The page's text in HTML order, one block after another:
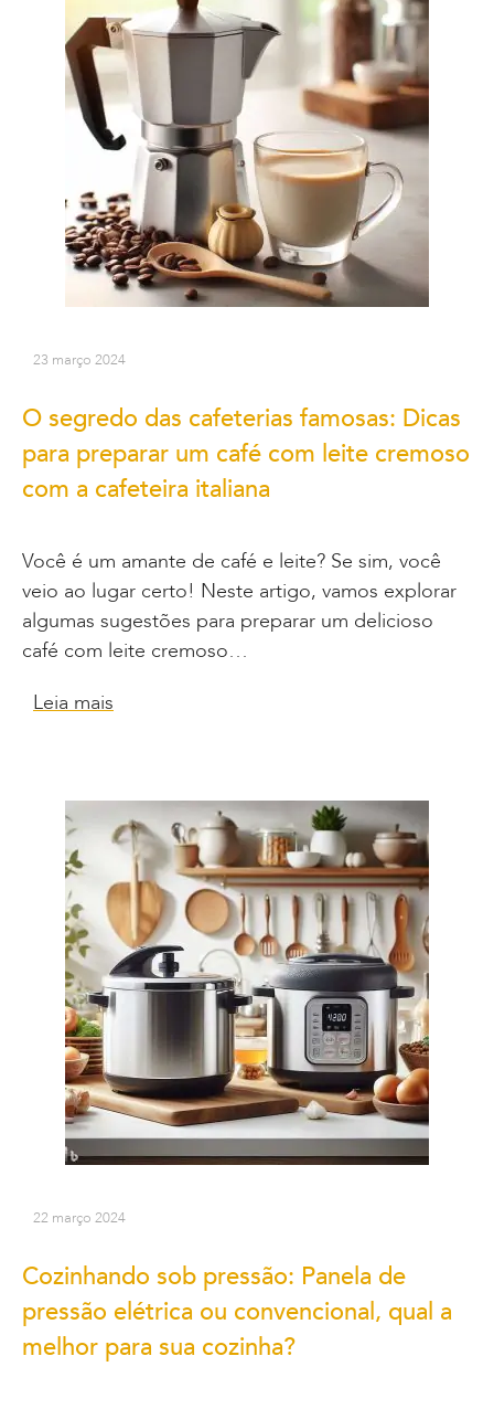
23 março 2024
O segredo das cafeterias famosas: Dicas
para preparar um café com leite cremoso
com a cafeteira italiana
Você é um amante de café e leite? Se sim, você
veio ao lugar certo! Neste artigo, vamos explorar
algumas sugestões para preparar um delicioso
café com leite cremoso…
Leia mais
22 março 2024
Cozinhando sob pressão: Panela de
pressão elétrica ou convencional, qual a
melhor para sua cozinha?